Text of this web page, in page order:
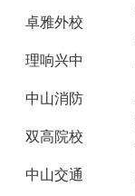
卓雅外校
理响兴中
中山消防
双高院校
中山交通